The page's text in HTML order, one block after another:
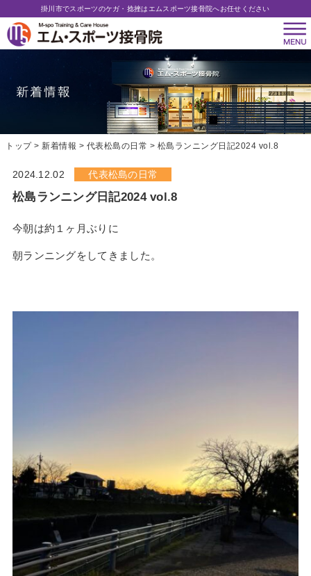
掛川市でスポーツのケガ・捻挫はエムスポーツ接骨院へお任せください
トップ 新着情報 代表松島の日常 松島ランニング日記2024 vol.8
2024.12.02 代表松島の日常
松島ランニング日記2024 vol.8
今朝は約１ヶ月ぶりに
朝ランニングをしてきました。